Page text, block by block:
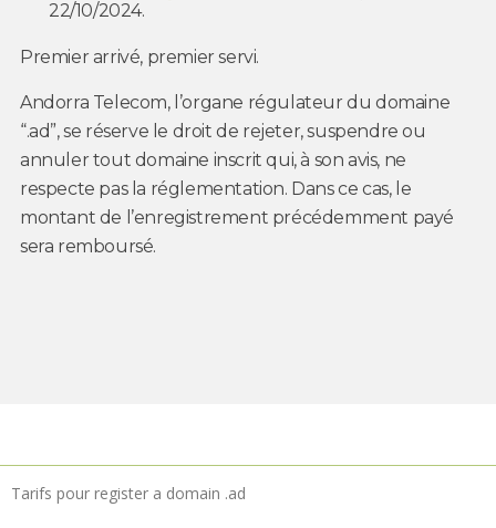
22/10/2024.
Premier arrivé, premier servi.
Andorra Telecom, l’organe régulateur du domaine
“.ad”, se réserve le droit de rejeter, suspendre ou
annuler tout domaine inscrit qui, à son avis, ne
respecte pas la réglementation. Dans ce cas, le
montant de l’enregistrement précédemment payé
sera remboursé.
Tarifs pour register a domain .ad